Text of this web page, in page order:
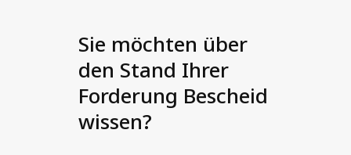
Sie möchten über
den Stand Ihrer
Forderung Bescheid
wissen?